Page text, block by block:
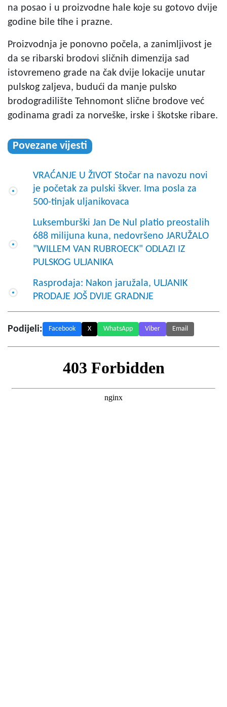
na posao i u proizvodne hale koje su gotovo dvije
godine bile tihe i prazne.
Proizvodnja je ponovno počela, a zanimljivost je
da se ribarski brodovi sličnih dimenzija sad
istovremeno grade na čak dvije lokacije unutar
pulskog zaljeva, budući da manje pulsko
brodogradilište Tehnomont slične brodove već
godinama gradi za norveške, irske i škotske ribare.
Povezane vijesti
VRAĆANJE U ŽIVOT Stočar na navozu novi
je početak za pulski škver. Ima posla za
500-tinjak uljanikovaca
Luksemburški Jan De Nul platio preostalih
688 milijuna kuna, nedovršeno JARUŽALO
"WILLEM VAN RUBROECK" ODLAZI IZ
PULSKOG ULJANIKA
Rasprodaja: Nakon jaružala, ULJANIK
PRODAJE JOŠ DVIJE GRADNJE
Podijeli: Facebook X WhatsApp Viber Email